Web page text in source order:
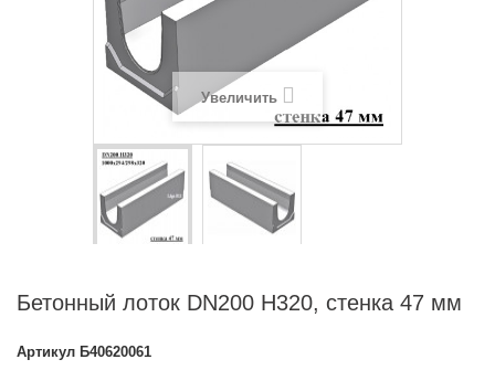
Увеличить
Бетонный лоток DN200 H320, стенка 47 мм
Артикул Б40620061